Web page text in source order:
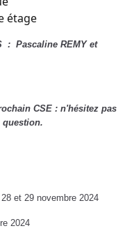
étage
: Pascaline REMY et
CSE : n'hésitez pas
question.
28 et 29 novembre 2024
2024